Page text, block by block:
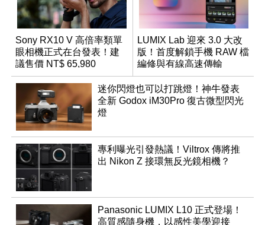
Sony RX10 V 高倍率類單
眼相機正式在台發表！建
議售價 NT$ 65,980
LUMIX Lab 迎來 3.0 大改
版！首度解鎖手機 RAW 檔
編修與有線高速傳輸
迷你閃燈也可以打跳燈！神牛發表
全新 Godox iM30Pro 復古微型閃光
燈
專利曝光引發熱議！Viltrox 傳將推
出 Nikon Z 接環無反光鏡相機？
Panasonic LUMIX L10 正式登場！
高質感隨身機，以感性美學迎接